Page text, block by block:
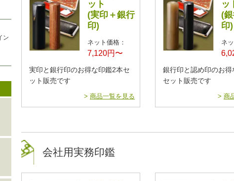
ット
(実印＋銀行
印)
ネット価格：
7,120円〜
実印と銀行印のお得な印鑑2本セ
ット販売です
>商品一覧を見る
ッ
(
印)
ネ
銀行印と認め印のお得
セット販売です
>商
会社用実務印鑑
ン